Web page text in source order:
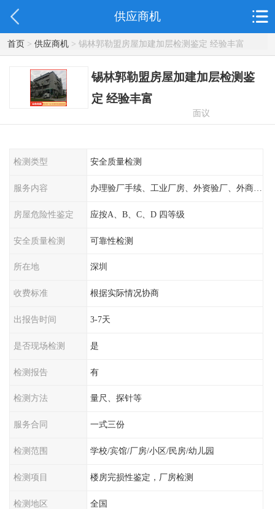
供应商机
首页> 供应商机> 锡林郭勒盟房屋加建加层检测鉴定 经验丰富
锡林郭勒盟房屋加建加层检测鉴
定 经验丰富
面议
检测类型 安全质量检测
服务内容
房屋危险性鉴定 应按A、B、C、D 四等级
安全质量检测 可靠性检测
所在地 深圳
收费标准 根据实际情况协商
出报告时间 3-7天
是否现场检测 是
检测报告 有
检测方法 量尺、探针等
服务合同 一式三份
检测范围 学校/宾馆/厂房/小区/民房/幼儿园
检测项目 楼房完损性鉴定，厂房检测
检测地区 全国